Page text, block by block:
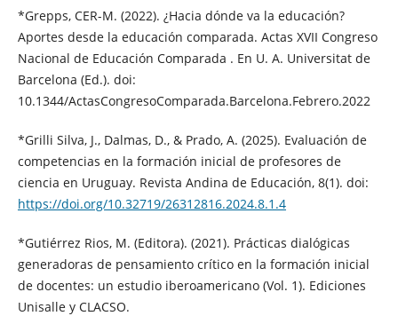
*Grepps, CER-M. (2022). ¿Hacia dónde va la educación?
Aportes desde la educación comparada. Actas XVII Congreso
Nacional de Educación Comparada . En U. A. Universitat de
Barcelona (Ed.). doi:
10.1344/ActasCongresoComparada.Barcelona.Febrero.2022
*Grilli Silva, J., Dalmas, D., & Prado, A. (2025). Evaluación de
competencias en la formación inicial de profesores de
ciencia en Uruguay. Revista Andina de Educación, 8(1). doi:
https://doi.org/10.32719/26312816.2024.8.1.4
*Gutiérrez Rios, M. (Editora). (2021). Prácticas dialógicas
generadoras de pensamiento crítico en la formación inicial
de docentes: un estudio iberoamericano (Vol. 1). Ediciones
Unisalle y CLACSO.